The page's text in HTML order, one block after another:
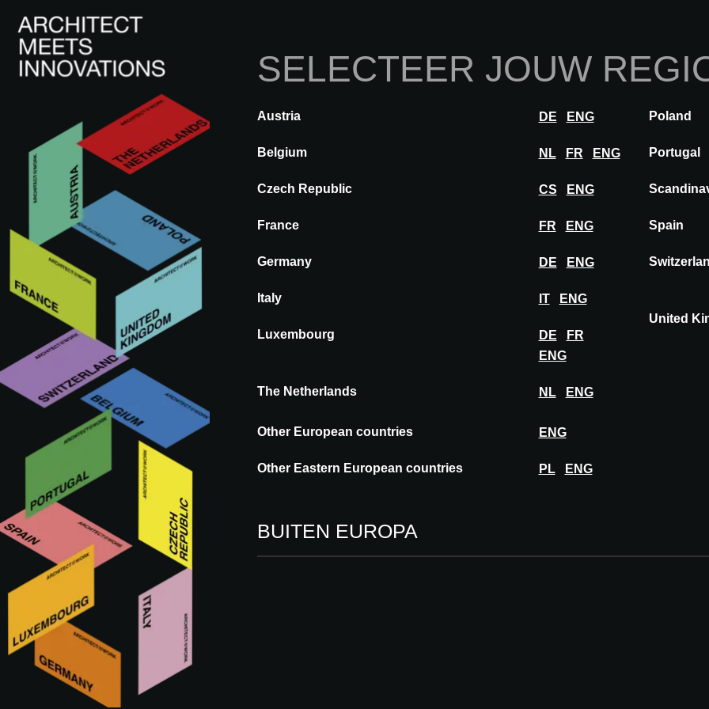
SELECTEER JOUW
Austria DE ENG
Belgium NL FR ENG
Czech Republic CS ENG
France FR ENG
Germany DE ENG
Italy IT ENG
Luxembourg DE
FR
ENG
The Netherlands NL ENG
Poland
Portugal
Spain
United
Other European countries ENG
Other Eastern European countries PL ENG
BUITEN EUROPA
Innovaties Inspiratie Visit
A CONSCIOUS TOMORROW: Historisch gebouw omgevormd tot duurzame
SERIES
A CONSCIOUS TOMORROW: Historisch
omgevormd tot duurzame kantoorruimte
Publicatiedatum: 18.12.2025